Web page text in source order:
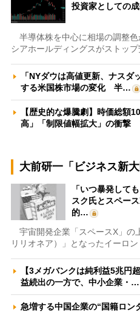
投資家としての
半導体株を中心に相場の調整
シアホールディングスがストッ
「NYダウは高値更新、ナス
する米国株市場の変化 半…
【歴史的な爆騰劇】時価総額
高」「制限値幅拡大」の衝
大前研一「ビジネス新
「いつ暴発して
スク氏とスペー
的…
宇宙開発企業「スペースX」の
リリオネア）」となったイーロ
【3メガバンクは純利益5兆円
益続出の一方で、中小企業・…
急増する中国企業の“国籍ロ